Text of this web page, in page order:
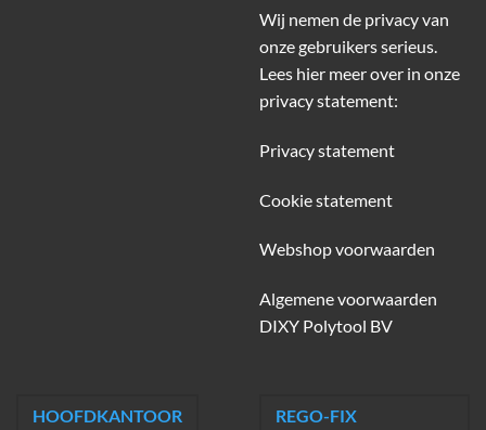
Wij nemen de privacy van
onze gebruikers serieus.
Lees hier meer over in onze
privacy statement:
Privacy statement
Cookie statement
Webshop voorwaarden
Algemene voorwaarden
DIXY Polytool BV
HOOFDKANTOOR
REGO-FIX